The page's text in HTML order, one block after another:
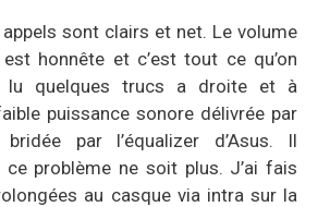
sont clairs et net. Le volume
honnête et c’est tout ce qu’on
lu quelques trucs a droite et à
puissance sonore délivrée par
par l’équalizer d’Asus. Il
problème ne soit plus. J’ai fais
au casque via intra sur la